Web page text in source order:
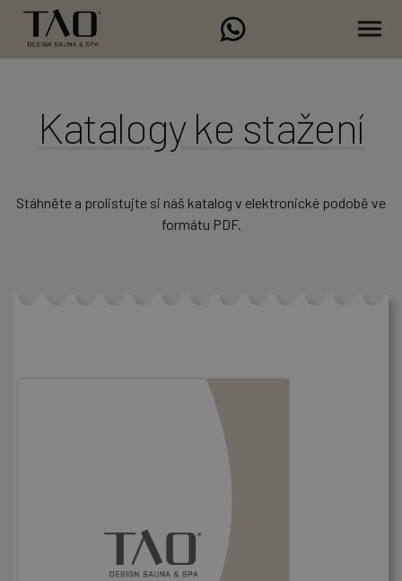
Katalogy ke stažení
Stáhněte a prolistujte si náš katalog v elektronické podobě ve
formátu PDF.